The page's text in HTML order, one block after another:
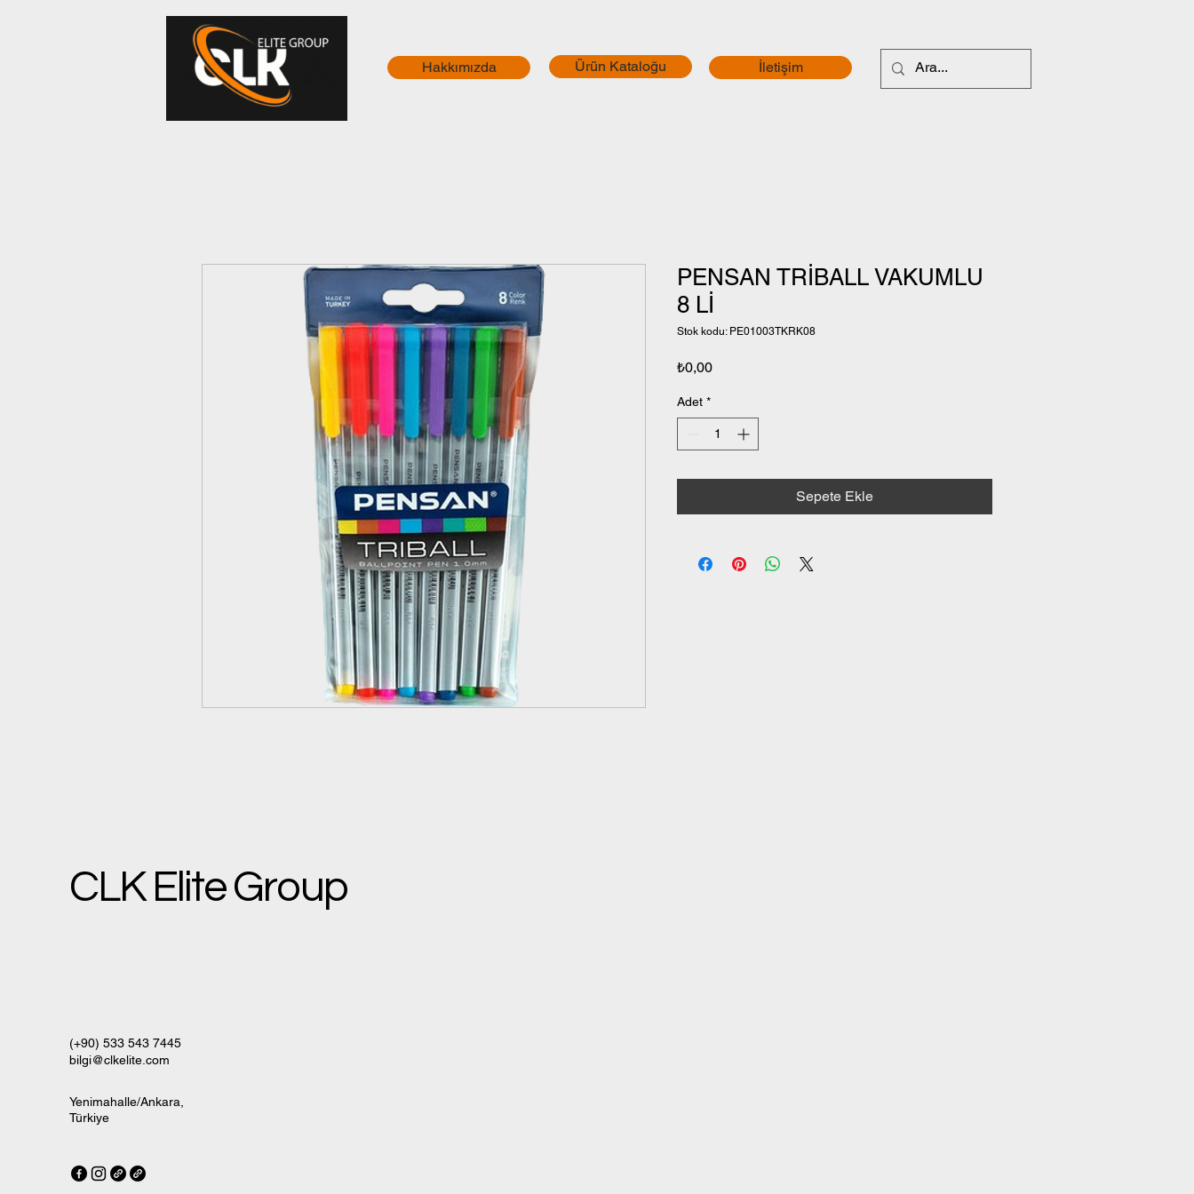
Hakkımızda Ürün Kataloğu İletişim
PENSAN TRİBALL VAKUMLU
8 Lİ
Stok kodu: PE01003TKRK08
₺0,00Fiyat
Adet *
Sepete Ekle
CLK Elite Group
(+90) 533 543 7445
bilgi@clkelite.com
Yenimahalle/Ankara,
Türkiye